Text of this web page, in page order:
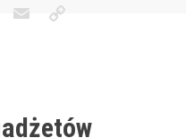
EmailCopy